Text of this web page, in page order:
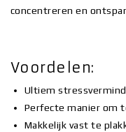
concentreren en
Voordelen:
Ultiem
Perfecte manier om
Makkelijk vast te